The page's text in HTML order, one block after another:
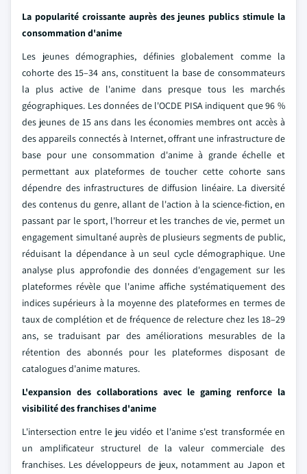
La popularité croissante auprès des jeunes publics stimule la
consommation d'anime
Les jeunes démographies, définies globalement comme la
cohorte des 15–34 ans, constituent la base de consommateurs
la plus active de l'anime dans presque tous les marchés
géographiques. Les données de l'OCDE PISA indiquent que 96 %
des jeunes de 15 ans dans les économies membres ont accès à
des appareils connectés à Internet, offrant une infrastructure de
base pour une consommation d'anime à grande échelle et
permettant aux plateformes de toucher cette cohorte sans
dépendre des infrastructures de diffusion linéaire. La diversité
des contenus du genre, allant de l'action à la science-fiction, en
passant par le sport, l'horreur et les tranches de vie, permet un
engagement simultané auprès de plusieurs segments de public,
réduisant la dépendance à un seul cycle démographique. Une
analyse plus approfondie des données d'engagement sur les
plateformes révèle que l'anime affiche systématiquement des
indices supérieurs à la moyenne des plateformes en termes de
taux de complétion et de fréquence de relecture chez les 18–29
ans, se traduisant par des améliorations mesurables de la
rétention des abonnés pour les plateformes disposant de
catalogues d'anime matures.
L'expansion des collaborations avec le gaming renforce la
visibilité des franchises d'anime
L'intersection entre le jeu vidéo et l'anime s'est transformée en
un amplificateur structurel de la valeur commerciale des
franchises. Les développeurs de jeux, notamment au Japon et